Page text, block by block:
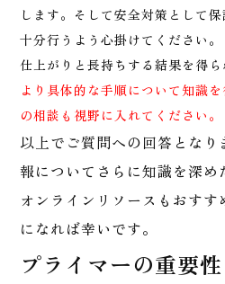
します。そして安全対策として
十分行うよう心掛けてください
仕上がりと長持ちする結果を得ら
より具体的な手順について知識
の相談も視野に入れてください。
以上でご質問への回答とな
報についてさらに知識を深
オンラインリソースもおす
になれば幸いです。
プライマーの重要